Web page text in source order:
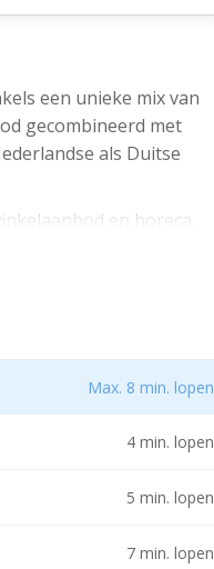
een unieke mix van
gecombineerd met
als Duitse
en horeca,
Max. 8 min. lopen
4 min. lopen
5 min. lopen
7 min. lopen